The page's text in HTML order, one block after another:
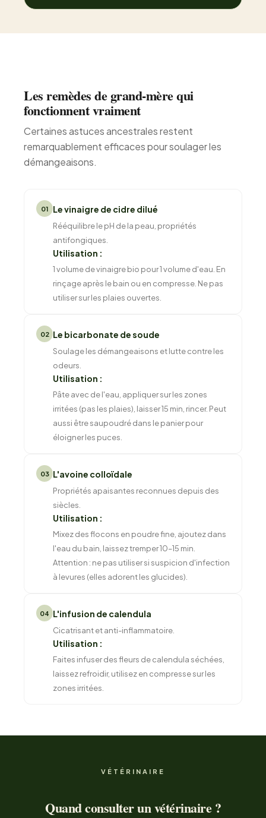
Les remèdes de grand-mère qui
fonctionnent vraiment
Certaines astuces ancestrales restent
remarquablement efficaces pour soulager les
démangeaisons.
01 Le vinaigre de cidre dilué
Rééquilibre le pH de la peau, propriétés
antifongiques.
Utilisation :
1 volume de vinaigre bio pour 1 volume d'eau. En
rinçage après le bain ou en compresse. Ne pas
utiliser sur les plaies ouvertes.
02 Le bicarbonate de soude
Soulage les démangeaisons et lutte contre les
odeurs.
Utilisation :
Pâte avec de l'eau, appliquer sur les zones
irritées (pas les plaies), laisser 15 min, rincer. Peut
aussi être saupoudré dans le panier pour
éloigner les puces.
03 L'avoine colloïdale
Propriétés apaisantes reconnues depuis des
siècles.
Utilisation :
Mixez des flocons en poudre fine, ajoutez dans
l'eau du bain, laissez tremper 10–15 min.
Attention : ne pas utiliser si suspicion d'infection
à levures (elles adorent les glucides).
04 L'infusion de calendula
Cicatrisant et anti-inflammatoire.
Utilisation :
Faites infuser des fleurs de calendula séchées,
laissez refroidir, utilisez en compresse sur les
zones irritées.
VÉTÉRINAIRE
Quand consulter un vétérinaire ?